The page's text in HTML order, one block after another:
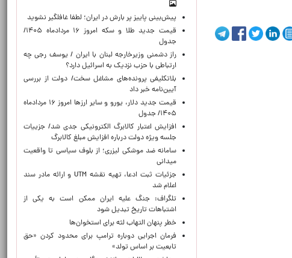
پیش‌بینی پاییز پر بارش در ایران؛ لطفا غافلگیر نشوید
قیمت جدید طلا و سکه امروز ۱۶ مردادماه ۱۴۰۵/
جدول
راز دشمنی وزیرخارجه لبنان با ایران / یوسف رجی چه
ارتباطی با حزب نزدیک به اسرائیل دارد؟
بلاتکلیفی پرونده‌های مشاغل سخت/ دولت از بررسی
آیین‌نامه خبر داد
قیمت جدید دلار، یورو و سایر ارزها امروز ۱۶ مردادماه
۱۴۰۵/ جدول
افزایش اعتبار کالابرگ الکترونیکی جدی شد/ جزییات
جلسه ویژه دولت درباره افزایش مبلغ کالابرگ
سامانه ضد موشکی لیزری؛ از بلوف سیاسی تا واقعیت
میدانی
جزئیات ثبت ادعا، تهیه نقشه UTM و ارائه مادر سند
اعلام شد
تلگراف: جنگ علیه ایران ممکن است به یکی از
اشتباهات تاریخ تبدیل شود
خطر پنهان التهاب لثه برای استخوان‌ها
فرمان اجرایی دوباره ترامپ برای محدود کردن «حق
تابعیت بر اساس تولد»